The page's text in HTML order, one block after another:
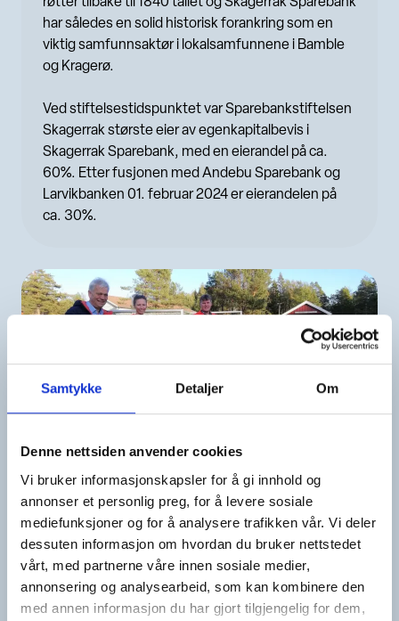
Samtykke Detaljer Om
Denne nettsiden anvender cookies
Vi bruker informasjonskapsler for å gi innhold og
annonser et personlig preg, for å levere sosiale
mediefunksjoner og for å analysere trafikken vår. Vi deler
dessuten informasjon om hvordan du bruker nettstedet
vårt, med partnerne våre innen sosiale medier,
annonsering og analysearbeid, som kan kombinere den
med annen informasjon du har gjort tilgjengelig for dem,
har således en solid historisk forankring som en
viktig samfunnsaktør i lokalsamfunnene i Bamble
og Kragerø.
Ved stiftelsestidspunktet var Sparebankstiftelsen
Skagerrak største eier av egenkapitalbevis i
Skagerrak Sparebank, med en eierandel på ca.
60%. Etter fusjonen med Andebu Sparebank og
Larvikbanken 01. februar 2024 er eierandelen på
ca. 30%.
Formål og eierskap
Forvaltning og støtte